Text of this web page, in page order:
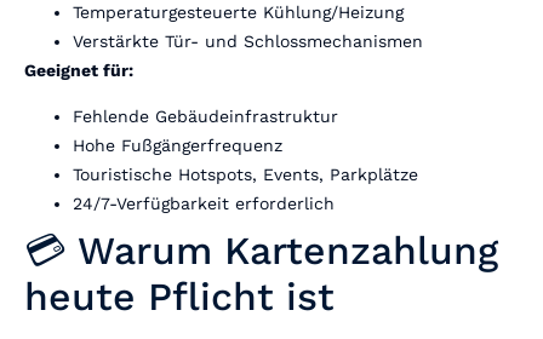
Temperaturgesteuerte Kühlung/Heizung
Verstärkte Tür- und Schlossmechanismen
Geeignet für:
Fehlende Gebäudeinfrastruktur
Hohe Fußgängerfrequenz
Touristische Hotspots, Events, Parkplätze
24/7-Verfügbarkeit erforderlich
💳 Warum Kartenzahlung
heute Pflicht ist